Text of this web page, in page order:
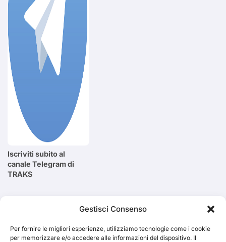
Gestisci Consenso
Per fornire le migliori esperienze, utilizziamo tecnologie come i cookie
per memorizzare e/o accedere alle informazioni del dispositivo. Il
Iscriviti subito al
canale Telegram di
TRAKS
Cerca